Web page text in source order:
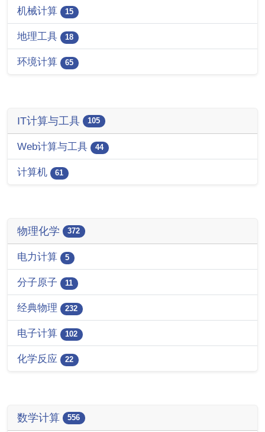
机械计算 15
地理工具 18
环境计算 65
IT计算与工具 105
Web计算与工具 44
计算机 61
物理化学 372
电力计算 5
分子原子 11
经典物理 232
电子计算 102
化学反应 22
数学计算 556